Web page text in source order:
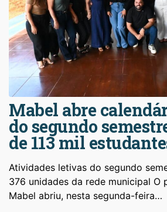
Mabel abre
do segundo
de 113 mil
Atividades letivas do segundo
376 unidades da rede municipal O
Mabel abriu, nesta segunda-feira…